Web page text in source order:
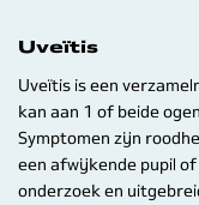
Uveïtis
Uveïtis is een
kan aan 1 of beide
Symptomen zijn
een afwijkende pupil
onderzoek en